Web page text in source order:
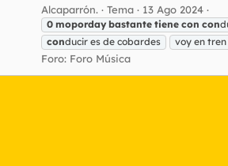
Alcaparrón. Tema 13 Ago 2024
0 moporday bastante tiene con con
conducir es de cobardes voy en
Foro: Foro Música